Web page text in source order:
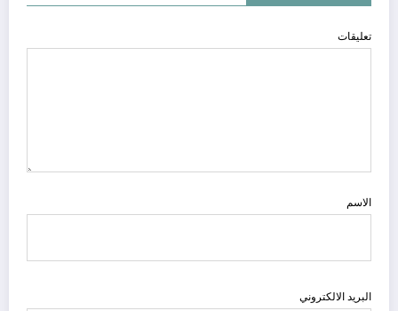
تعليقات
الاسم
البريد الالكتروني